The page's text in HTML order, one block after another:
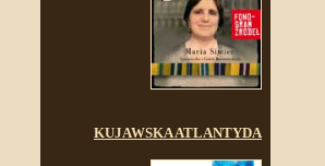
KUJAWSKA ATLANTYDA